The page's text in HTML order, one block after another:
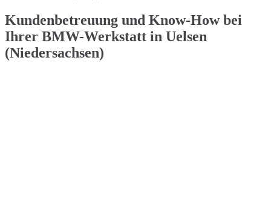
Kundenbetreuung und Know-How bei
Ihrer BMW-Werkstatt in Uelsen
(Niedersachsen)